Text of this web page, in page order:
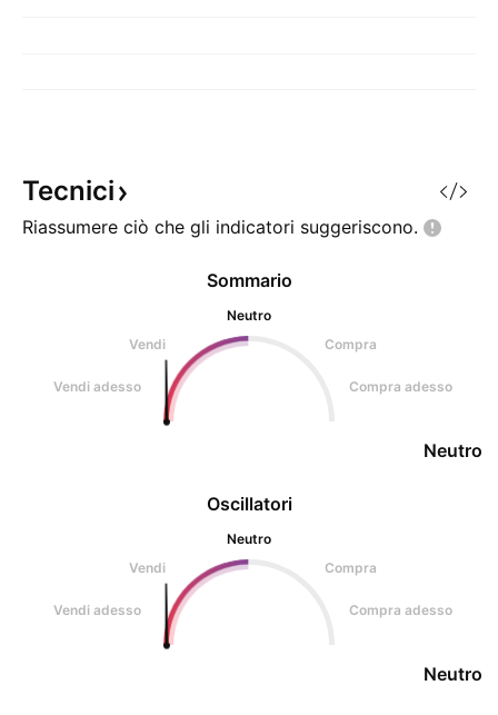
Tecnici
Riassumere ciò che gli indicatori suggeriscono.
Oscillatori
Neutro
Vendi
Compra
Vendi adesso Compra adesso
Neutro
Sommario
Neutro
Vendi
Compra
Vendi adesso Compra adesso
Neutro